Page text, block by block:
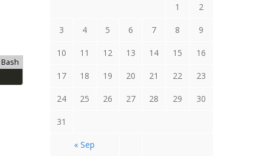
Bash
« Sep
1 2
3 4 5 6 7 8 9
10 11 12 13 14 15 16
17 18 19 20 21 22 23
24 25 26 27 28 29 30
31